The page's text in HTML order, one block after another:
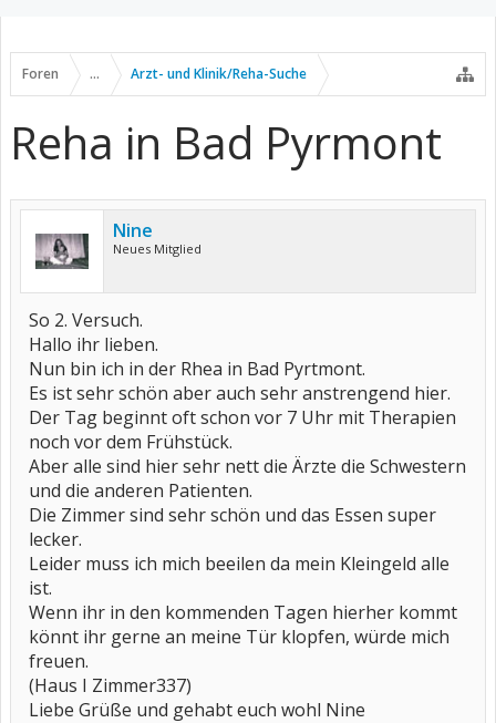
Foren ... Arzt- und Klinik/Reha-Suche
Reha in Bad Pyrmont
Nine
Neues Mitglied
So 2. Versuch.
Hallo ihr lieben.
Nun bin ich in der Rhea in Bad Pyrtmont.
Es ist sehr schön aber auch sehr anstrengend hier.
Der Tag beginnt oft schon vor 7 Uhr mit Therapien
noch vor dem Frühstück.
Aber alle sind hier sehr nett die Ärzte die Schwestern
und die anderen Patienten.
Die Zimmer sind sehr schön und das Essen super
lecker.
Leider muss ich mich beeilen da mein Kleingeld alle
ist.
Wenn ihr in den kommenden Tagen hierher kommt
könnt ihr gerne an meine Tür klopfen, würde mich
freuen.
(Haus I Zimmer337)
Liebe Grüße und gehabt euch wohl Nine